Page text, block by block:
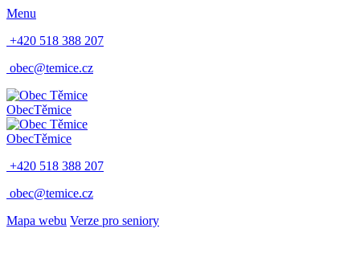
Menu
+420 518 388 207
obec@temice.cz
ObecTěmice
ObecTěmice
+420 518 388 207
obec@temice.cz
Mapa webu Verze pro seniory